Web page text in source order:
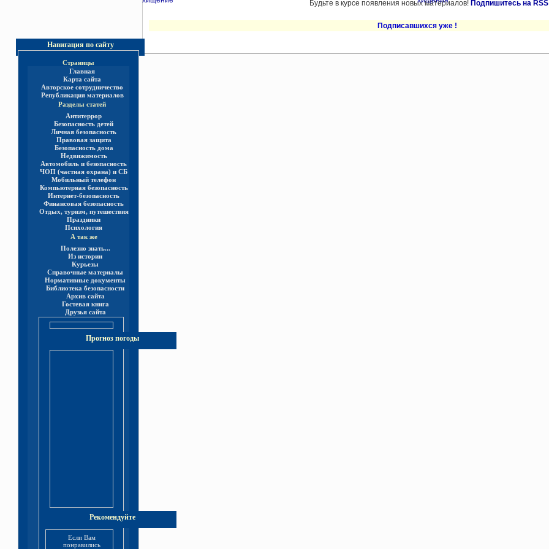
Будьте в курсе появления новых материалов! Подпишитесь на
Подписавшихся уже !
Навигация по сайту
Страницы
Главная
Карта сайта
Авторское сотрудничество
Републикация материалов
Разделы статей
Антитеррор
Безопасность детей
Личная безопасность
Правовая защита
Безопасность дома
Недвижимость
Автомобиль и безопасность
ЧОП (частная охрана) и СБ
Мобильный телефон
Компьютерная безопасность
Интернет-безопасность
Финансовая безопасность
Отдых, туризм, путешествия
Праздники
Психология
А так же
Полезно знать...
Из истории
Курьезы
Справочные материалы
Нормативные документы
Библиотека безопасности
Архив сайта
Гостевая книга
Друзья сайта
Прогноз погоды
Рекомендуйте
Если Вам
понравились